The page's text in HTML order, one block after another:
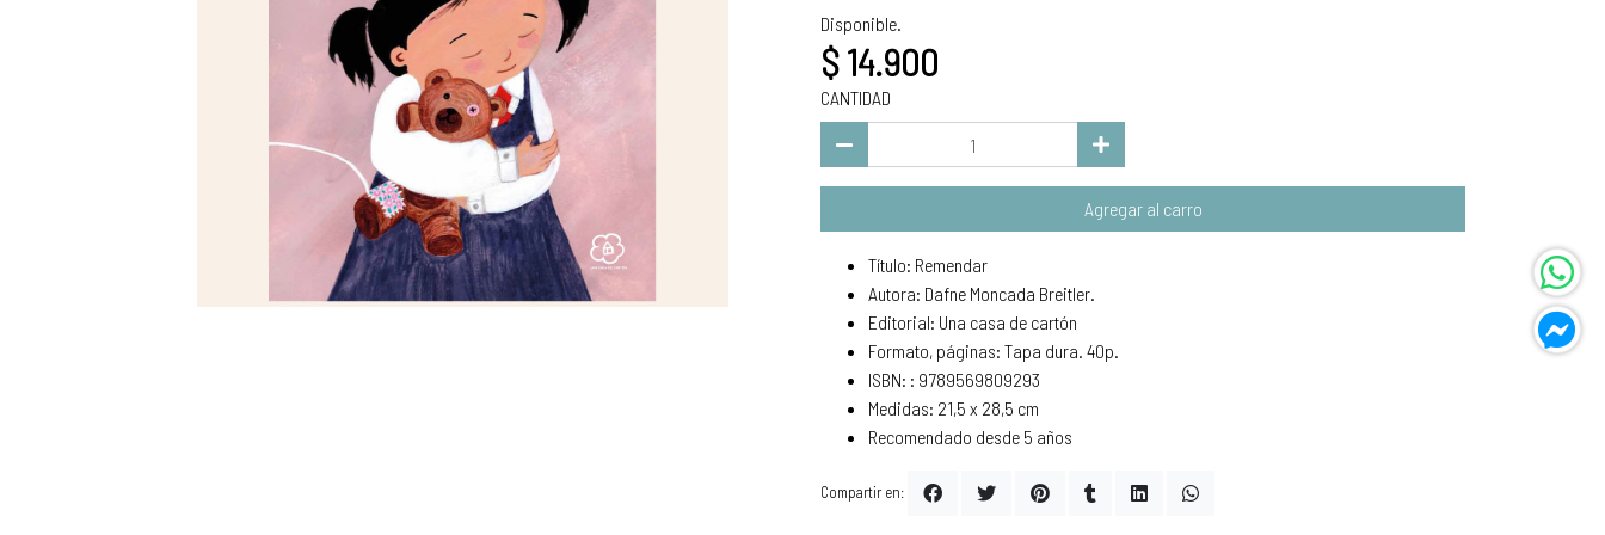
Disponible.
$ 14.900
CANTIDAD
Agregar al carro
Título: Remendar
Autora: Dafne Moncada Breitler.
Editorial: Una casa de cartón
Formato, páginas: Tapa dura. 40p.
ISBN: : 9789569809293
Medidas: 21,5 x 28,5 cm
Recomendado desde 5 años
Compartir en: